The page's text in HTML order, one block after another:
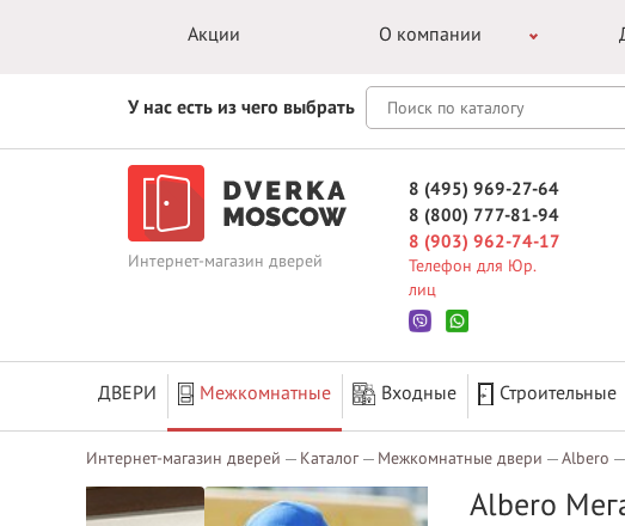
Акции О компании
У нас есть из чего выбрать
Интернет-магазин дверей
8 (495) 969-27-64
8 (800) 777-81-94
8 (903) 962-74-17
Телефон для Юр.
лиц
ДВЕРИ Межкомнатные Входные Строительные
Интернет-магазин дверей Каталог Межкомнатные двери Albero
Albero